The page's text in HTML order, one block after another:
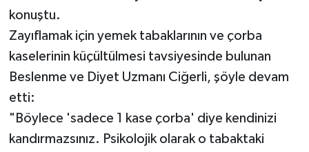
konuştu.
Zayıflamak için yemek tabaklarının ve çorba
kaselerinin küçültülmesi tavsiyesinde bulunan
Beslenme ve Diyet Uzmanı Ciğerli, şöyle devam
etti:
"Böylece 'sadece 1 kase çorba' diye kendinizi
kandırmazsınız. Psikolojik olarak o tabaktaki